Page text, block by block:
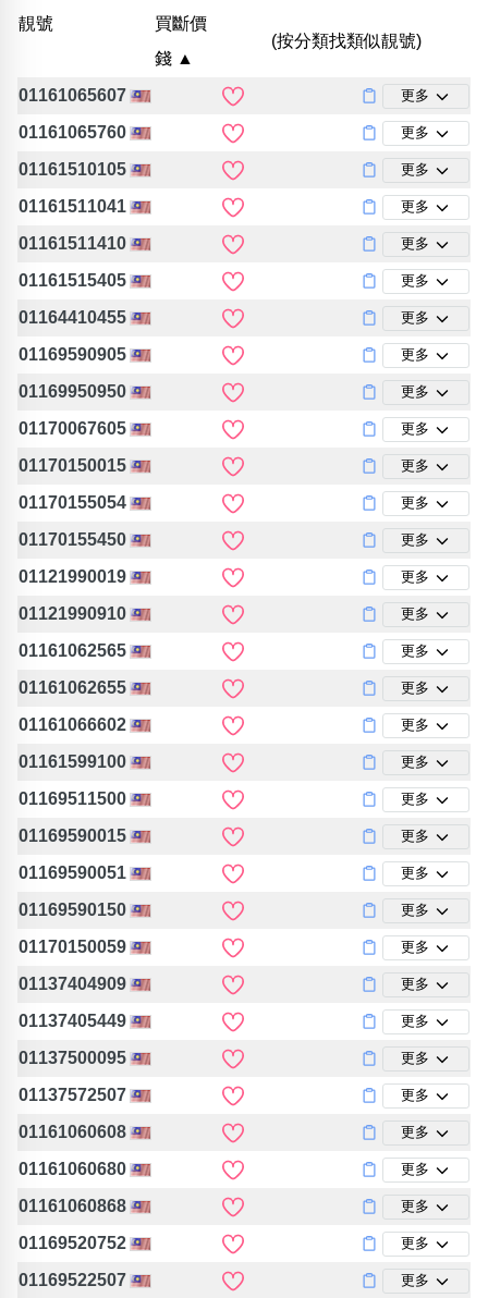
包含數字
生日分類
五行
清除全部分類
搜尋
靚號
買斷價
錢 ▲
(按分類找類似靚號)
01161065607 更多
01161065760 更多
01161510105 更多
01161511041 更多
01161511410 更多
01161515405 更多
01164410455 更多
01169590905 更多
01169950950 更多
01170067605 更多
01170150015 更多
01170155054 更多
01170155450 更多
01121990019 更多
01121990910 更多
01161062565 更多
01161062655 更多
01161066602 更多
01161599100 更多
01169511500 更多
01169590015 更多
01169590051 更多
01169590150 更多
01170150059 更多
01137404909 更多
01137405449 更多
01137500095 更多
01137572507 更多
01161060608 更多
01161060680 更多
01161060868 更多
01169520752 更多
01169522507 更多